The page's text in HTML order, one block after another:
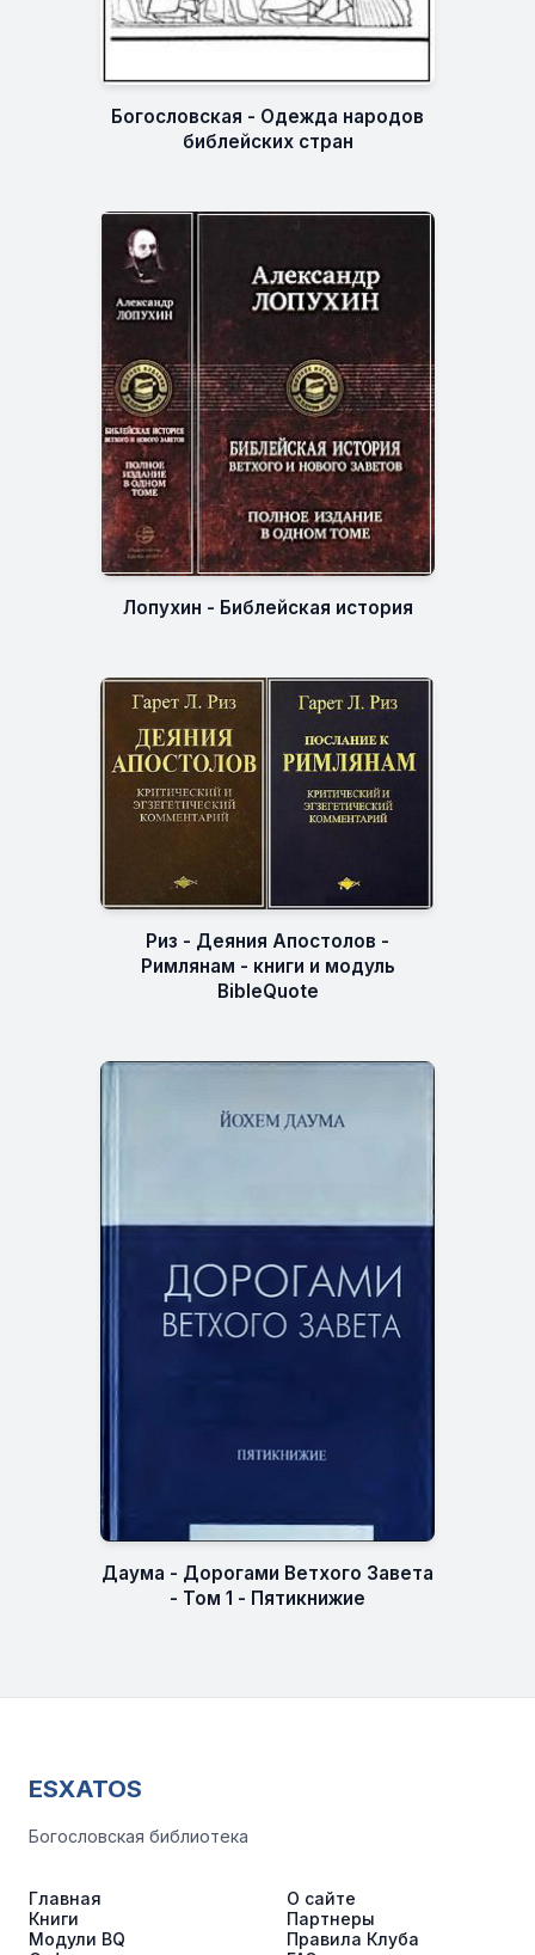
Богословская - Одежда народов
библейских стран
Лопухин - Библейская история
Риз - Деяния Апостолов -
Римлянам - книги и модуль
BibleQuote
Даума - Дорогами Ветхого Завета
- Том 1 - Пятикнижие
ESXATOS
Богословская библиотека
Главная
Книги
Модули BQ
О сайте
Партнеры
Правила Клуба